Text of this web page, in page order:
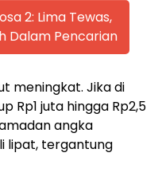
2: Lima Tewas,
Dalam Pencarian
meningkat. Jika di
Rp1 juta hingga Rp2,5
angka
lipat, tergantung